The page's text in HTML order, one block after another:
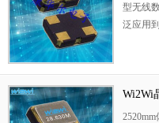
型无线
泛应用
符合
Wi2Wi
-B-2-